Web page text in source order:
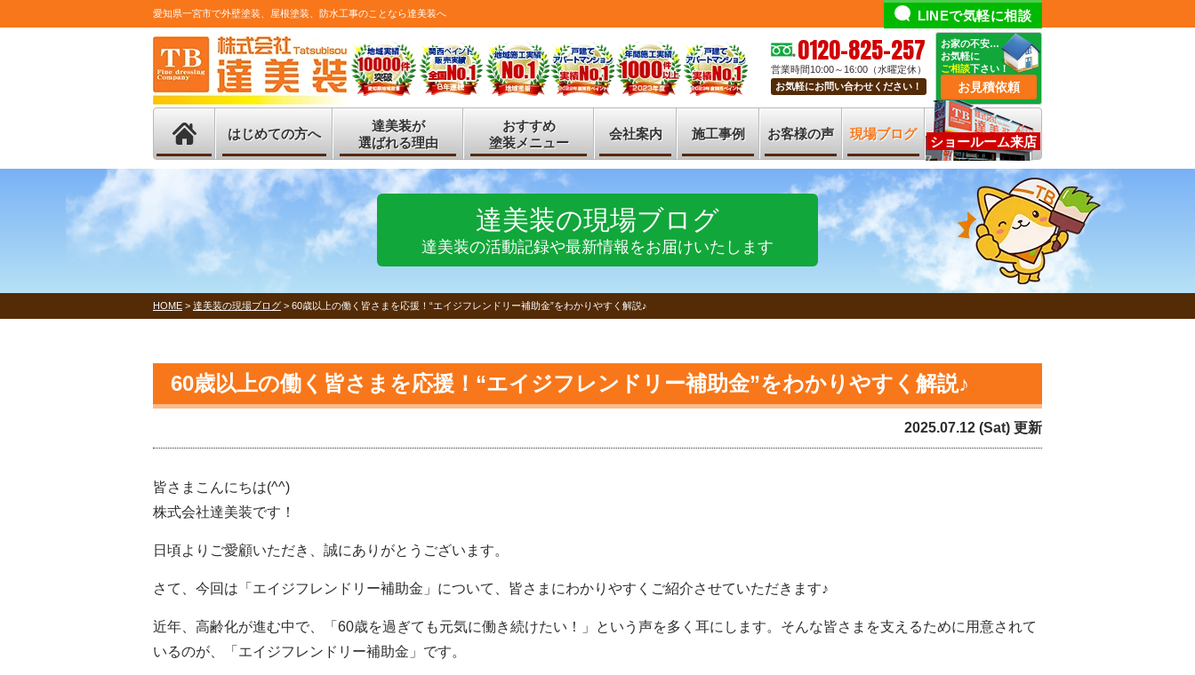
愛知県一宮市で外壁塗装、屋根塗装、防水工事のことなら達美装へ LINEで気軽に相談
0120-825-257
営業時間10:00～16:00（水曜定休）
お気軽にお問い合わせください！
お家の不安…
お気軽に
ご相談下さい！
お見積依頼
はじめての方へ
達美装が
選ばれる理由
おすすめ
塗装メニュー
会社案内 施工事例 お客様の声 現場ブログ
ショールーム来店
達美装の現場ブログ
達美装の活動記録や最新情報をお届けいたします
HOME > 達美装の現場ブログ > 60歳以上の働く皆さまを応援！“エイジフレンドリー補助金”をわかりやすく解説♪
60歳以上の働く皆さまを応援！“エイジフレンドリー補助金”をわかりやすく解説♪
2025.07.12 (Sat) 更新
皆さまこんにちは(^^)
株式会社達美装です！
日頃よりご愛顧いただき、誠にありがとうございます。
さて、今回は「エイジフレンドリー補助金」について、皆さまにわかりやすくご紹介させていただきます♪
近年、高齢化が進む中で、「60歳を過ぎても元気に働き続けたい！」という声を多く耳にします。そんな皆さまを支えるために用意されて
いるのが、「エイジフレンドリー補助金」です。